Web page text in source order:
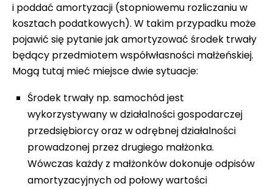
i poddać amortyzacji (stopniowemu rozliczaniu w
kosztach podatkowych). W takim przypadku może
pojawić się pytanie jak amortyzować środek trwały
będący przedmiotem współwłasności małżeńskiej.
Mogą tutaj mieć miejsce dwie sytuacje:
Środek trwały np. samochód jest
wykorzystywany w działalności gospodarczej
przedsiębiorcy oraz w odrębnej działalności
prowadzonej przez drugiego małżonka.
Wówczas każdy z małżonków dokonuje odpisów
amortyzacyjnych od połowy wartości